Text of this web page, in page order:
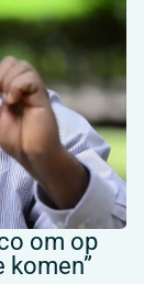
om op
komen”